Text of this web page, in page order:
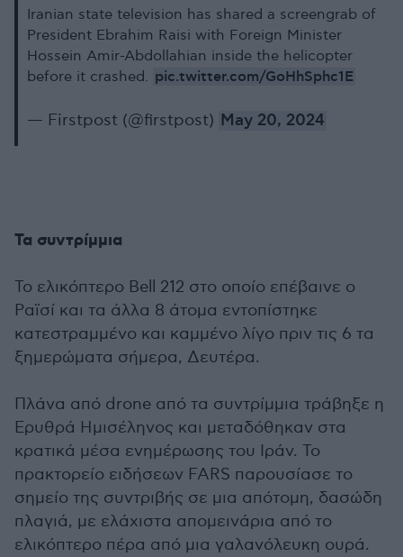
Iranian state television has shared a screengrab of
President Ebrahim Raisi with Foreign Minister
Hossein Amir-Abdollahian inside the helicopter
before it crashed. pic.twitter.com/GoHhSphc1E
— Firstpost (@firstpost) May 20, 2024
Τα συντρίμμια
Το ελικόπτερο Bell 212 στο οποίο επέβαινε ο
Ραϊσί και τα άλλα 8 άτομα εντοπίστηκε
κατεστραμμένο και καμμένο λίγο πριν τις 6 τα
ξημερώματα σήμερα, Δευτέρα.
Πλάνα από drone από τα συντρίμμια τράβηξε η
Ερυθρά Ημισέληνος και μεταδόθηκαν στα
κρατικά μέσα ενημέρωσης του Ιράν. Το
πρακτορείο ειδήσεων FARS παρουσίασε το
σημείο της συντριβής σε μια απότομη, δασώδη
πλαγιά, με ελάχιστα απομεινάρια από το
ελικόπτερο πέρα ​​από μια γαλανόλευκη ουρά.